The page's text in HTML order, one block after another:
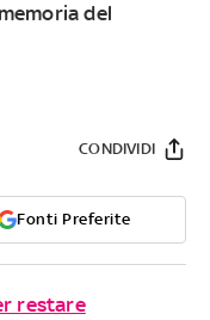
del
Fonti Preferite
CONDIVIDI
restare